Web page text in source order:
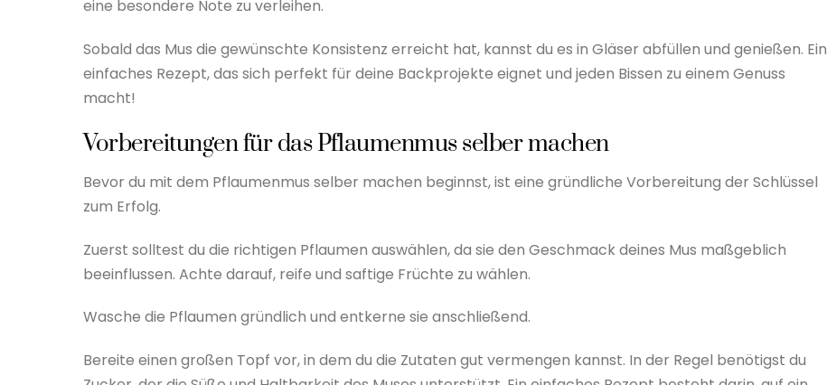
eine besondere Note zu verleihen.
Sobald das Mus die gewünschte Konsistenz erreicht hat, kannst du es in Gläser abfüllen und genießen. Ein
einfaches Rezept, das sich perfekt für deine Backprojekte eignet und jeden Bissen zu einem Genuss
macht!
Vorbereitungen für das Pflaumenmus selber machen
Bevor du mit dem Pflaumenmus selber machen beginnst, ist eine gründliche Vorbereitung der Schlüssel
zum Erfolg.
Zuerst solltest du die richtigen Pflaumen auswählen, da sie den Geschmack deines Mus maßgeblich
beeinflussen. Achte darauf, reife und saftige Früchte zu wählen.
Wasche die Pflaumen gründlich und entkerne sie anschließend.
Bereite einen großen Topf vor, in dem du die Zutaten gut vermengen kannst. In der Regel benötigst du